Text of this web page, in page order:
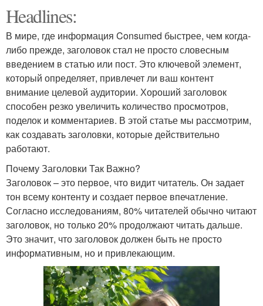
Headlines:
В мире, где информация Consumed быстрее, чем когда-
либо прежде, заголовок стал не просто словесным
введением в статью или пост. Это ключевой элемент,
который определяет, привлечет ли ваш контент
внимание целевой аудитории. Хороший заголовок
способен резко увеличить количество просмотров,
поделок и комментариев. В этой статье мы рассмотрим,
как создавать заголовки, которые действительно
работают.
Почему Заголовки Так Важно?
Заголовок – это первое, что видит читатель. Он задает
тон всему контенту и создает первое впечатление.
Согласно исследованиям, 80% читателей обычно читают
заголовок, но только 20% продолжают читать дальше.
Это значит, что заголовок должен быть не просто
информативным, но и привлекающим.